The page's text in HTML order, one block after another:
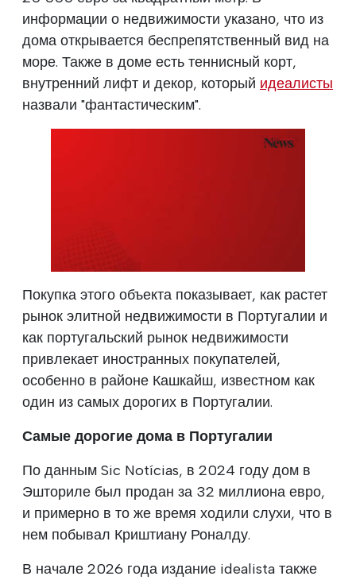
информации о недвижимости указано, что из
дома открывается беспрепятственный вид на
море. Также в доме есть теннисный корт,
внутренний лифт и декор, который идеалисты
назвали "фантастическим".
Покупка этого объекта показывает, как растет
рынок элитной недвижимости в Португалии и
как португальский рынок недвижимости
привлекает иностранных покупателей,
особенно в районе Кашкайш, известном как
один из самых дорогих в Португалии.
Самые дорогие дома в Португалии
По данным Sic Notícias, в 2024 году дом в
Эшториле был продан за 32 миллиона евро,
и примерно в то же время ходили слухи, что в
нем побывал Криштиану Роналду.
В начале 2026 года издание idealista также